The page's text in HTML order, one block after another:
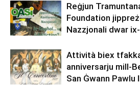
Reġjun
Foundation
Nazzjonali dwar
Attività biex
anniversarju mill-
San Ġwann Pawlu